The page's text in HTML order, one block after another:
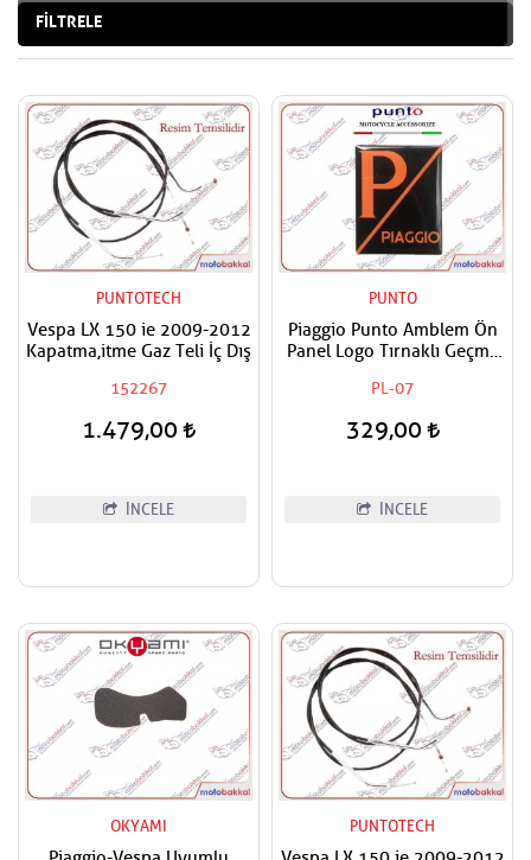
FİLTRELE
PUNTOTECH
Vespa LX 150 ie 2009-2012
Kapatma,itme Gaz Teli İç Dış
152267
1.479,00
İNCELE
PUNTO
Piaggio Punto Amblem Ön
Panel Logo Tırnaklı Geçme
Turuncu-siyah
PL-07
329,00
İNCELE
OKYAMI PUNTOTECH